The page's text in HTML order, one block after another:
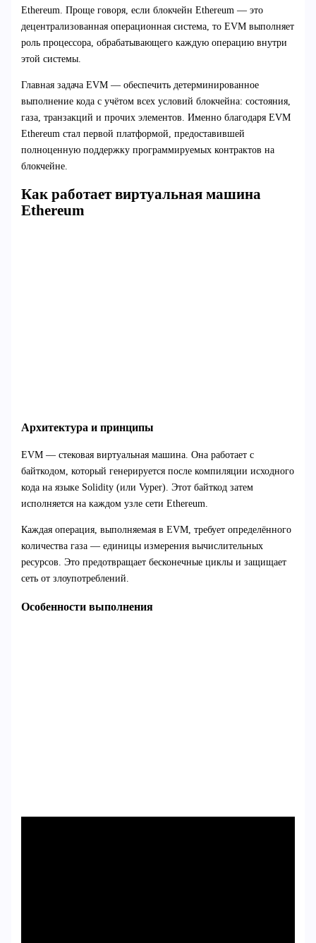
Ethereum. Проще говоря, если блокчейн Ethereum — это
децентрализованная операционная система, то EVM выполняет
роль процессора, обрабатывающего каждую операцию внутри
этой системы.
Главная задача EVM — обеспечить детерминированное
выполнение кода с учётом всех условий блокчейна: состояния,
газа, транзакций и прочих элементов. Именно благодаря EVM
Ethereum стал первой платформой, предоставившей
полноценную поддержку программируемых контрактов на
блокчейне.
Как работает виртуальная машина
Ethereum
Архитектура и принципы
EVM — стековая виртуальная машина. Она работает с
байткодом, который генерируется после компиляции исходного
кода на языке Solidity (или Vyper). Этот байткод затем
исполняется на каждом узле сети Ethereum.
Каждая операция, выполняемая в EVM, требует определённого
количества газа — единицы измерения вычислительных
ресурсов. Это предотвращает бесконечные циклы и защищает
сеть от злоупотреблений.
Особенности выполнения